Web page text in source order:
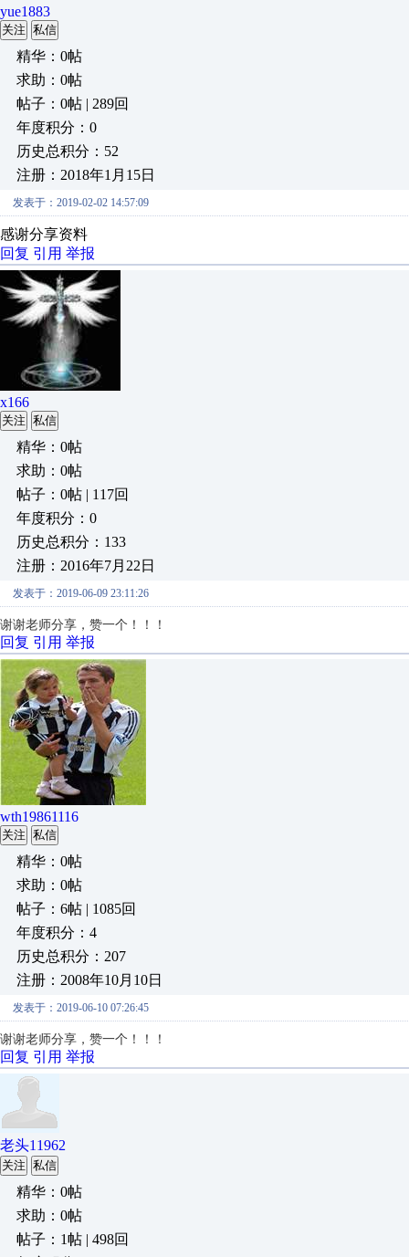
yue1883
关注 私信
精华：0帖
求助：0帖
帖子：0帖 | 289回
年度积分：0
历史总积分：52
注册：2018年1月15日
发表于：2019-02-02 14:57:09
感谢分享资料
回复 引用 举报
x166
关注 私信
精华：0帖
求助：0帖
帖子：0帖 | 117回
年度积分：0
历史总积分：133
注册：2016年7月22日
发表于：2019-06-09 23:11:26
谢谢老师分享，赞一个！！！
回复 引用 举报
wth19861116
关注 私信
精华：0帖
求助：0帖
帖子：6帖 | 1085回
年度积分：4
历史总积分：207
注册：2008年10月10日
发表于：2019-06-10 07:26:45
谢谢老师分享，赞一个！！！
回复 引用 举报
老头11962
关注 私信
精华：0帖
求助：0帖
帖子：1帖 | 498回